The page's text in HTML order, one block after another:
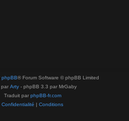
phpBB® Forum Software © phpBB Limited
par Arty - phpBB 3.3 par MrGaby
Traduit par phpBB-fr.com
Confidentialité | Conditions